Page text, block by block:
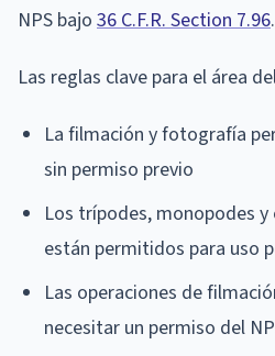
NPS bajo 36 C.F.R. Section 7.96.
Las reglas clave para el área
La filmación y fotografía
sin permiso previo
Los trípodes, monopodes
están permitidos para uso
Las operaciones de
necesitar un permiso del